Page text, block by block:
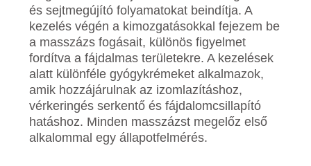
és sejtmegújító folyamatokat beindítja. A
kezelés végén a kimozgatásokkal fejezem be
a masszázs fogásait, különös figyelmet
fordítva a fájdalmas területekre. A kezelések
alatt különféle gyógykrémeket alkalmazok,
amik hozzájárulnak az izomlazításhoz,
vérkeringés serkentő és fájdalomcsillapító
hatáshoz. Minden masszázst megelőz első
alkalommal egy állapotfelmérés.